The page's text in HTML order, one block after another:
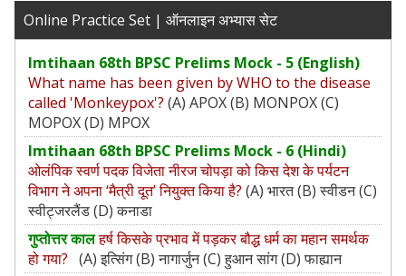
Online Practice Set | ऑनलाइन अभ्यास सेट
Imtihaan 68th BPSC Prelims Mock - 5 (English)
What name has been given by WHO to the disease
called 'Monkeypox'? (A) APOX (B) MONPOX (C)
MOPOX (D) MPOX
Imtihaan 68th BPSC Prelims Mock - 6 (Hindi)
ओलंपिक स्वर्ण पदक विजेता नीरज चोपड़ा को किस देश के पर्यटन
विभाग ने अपना ‘मैत्री दूत’ नियुक्त किया है? (A) भारत (B) स्वीडन (C)
स्वीट्जरलैंड (D) कनाडा
गुप्तोत्तर कालहर्ष किसके प्रभाव में पड़कर बौद्ध धर्म का महान समर्थक
हो गया? (A) इत्सिंग (B) नागार्जुन (C) हुआन सांग (D) फाह्यान